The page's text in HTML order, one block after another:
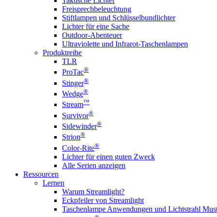
Freisprechbeleuchtung
Stiftlampen und Schlüsselbundlichter
Lichter für eine Sache
Outdoor-Abenteuer
Ultraviolette und Infrarot-Taschenlampen
Produktreihe
TLR
ProTac®
Stinger®
Wedge®
Stream™
Survivor®
Sidewinder®
Strion®
Color-Rite®
Lichter für einen guten Zweck
Alle Serien anzeigen
Ressourcen
Lernen
Warum Streamlight?
Eckpfeiler von Streamlight
Taschenlampe Anwendungen und Lichtstrahl